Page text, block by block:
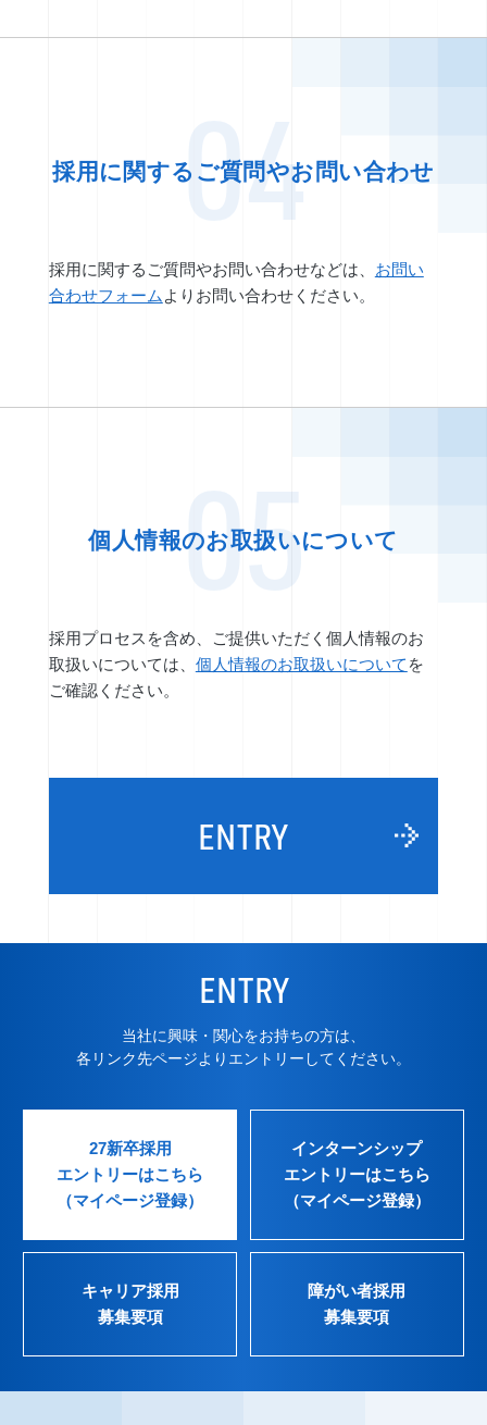
04
採用に関するご質問やお問い合わせ
採用に関するご質問やお問い合わせなどは、 お問い
合わせフォーム よりお問い合わせください。
05
個人情報のお取扱いについて
採用プロセスを含め、ご提供いただく個人情報のお
取扱いについては、 個人情報のお取扱いについて を
ご確認ください。
ENTRY
ENTRY
当社に興味・関心をお持ちの方は、
各リンク先ページよりエントリーしてください。
27新卒採用
エントリーはこちら
（マイページ登録）
インターンシップ
エントリーはこちら
（マイページ登録）
キャリア採用
募集要項
障がい者採用
募集要項